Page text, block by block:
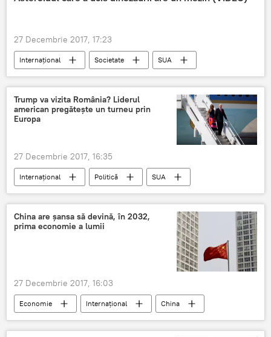
27 Decembrie 2017, 17:23
Internaţional Societate
SUA
NASA
descoperire asteroid
Trump va vizita România? Liderul
american pregătește un turneu prin
Europa
27 Decembrie 2017, 16:35
Internaţional Politică
SUA
Donald Trump
Vizită oficială
Turneu
România
China are șansa să devină, în 2032,
prima economie a lumii
27 Decembrie 2017, 16:03
Economie Internaţional
China
economie
lider mondial